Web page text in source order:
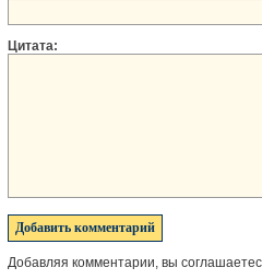
Цитата:
Добавляя комментарии, вы